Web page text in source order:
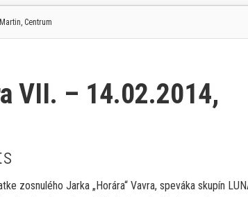
Centrum
VII. – 14.02.2014,
zosnulého Jarka „Horára“ Vavra, speváka skupín